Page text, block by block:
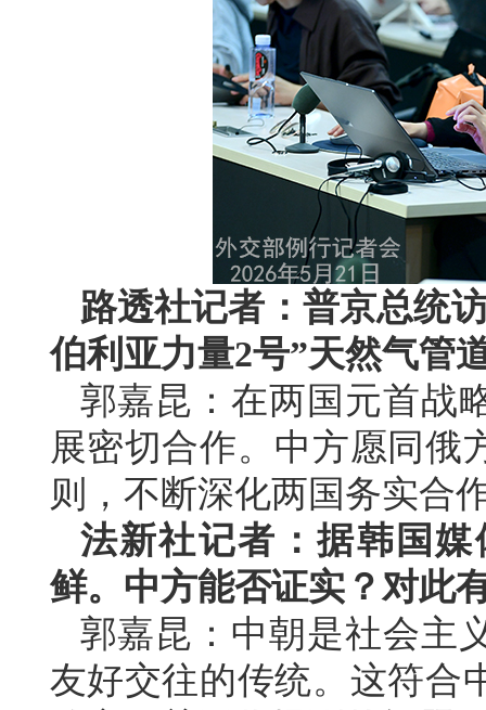
路透社记者：普京总统
伯利亚力量2号”天然气管
郭嘉昆：在两国元首战
展密切合作。中方愿同俄
则，不断深化两国务实合
法新社记者：据韩国
鲜。中方能否证实？对此
郭嘉昆：中朝是社会主
友好交往的传统。这符合